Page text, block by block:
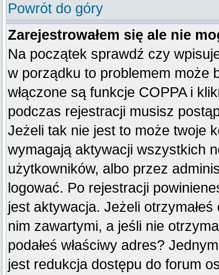
Powrót do góry
Zarejestrowałem się ale nie
Na początek sprawdź czy
w porządku to problemem może
włączone są funkcje COPPA i
podczas rejestracji musisz
Jeżeli tak nie jest to może twoje
wymagają aktywacji wszystkich
użytkowników, albo przez
logować. Po rejestracji
jest aktywacja. Jeżeli
nim zawartymi, a jeśli nie
podałeś właściwy adres?
jest redukcja dostępu do forum